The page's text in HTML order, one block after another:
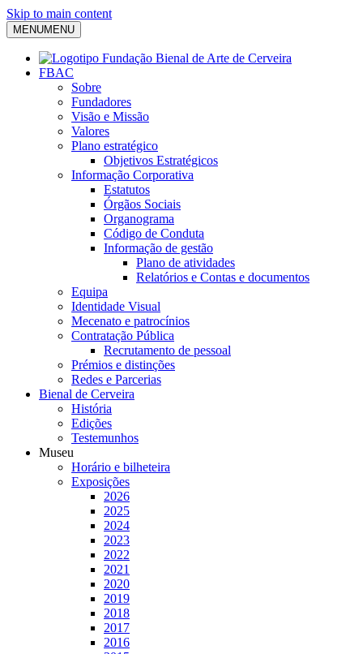
Skip to main content
MENUMENU
FBAC
Sobre
Fundadores
Visão e Missão
Valores
Plano estratégico
Objetivos Estratégicos
Informação Corporativa
Estatutos
Órgãos Sociais
Organograma
Código de Conduta
Informação de gestão
Plano de atividades
Relatórios e Contas e documentos
Equipa
Identidade Visual
Mecenato e patrocínios
Contratação Pública
Recrutamento de pessoal
Prémios e distinções
Redes e Parcerias
Bienal de Cerveira
História
Edições
Testemunhos
Museu
Horário e bilheteira
Exposições
2026
2025
2024
2023
2022
2021
2020
2019
2018
2017
2016